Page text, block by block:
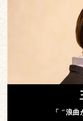
「 "浪曲